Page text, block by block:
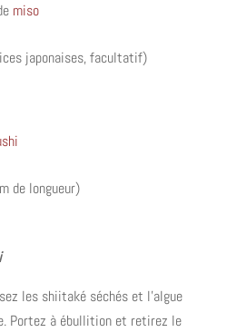
miso
japonaises, facultatif)
de longueur)
les shiitaké séchés et l’algue
Portez à ébullition et retirez le